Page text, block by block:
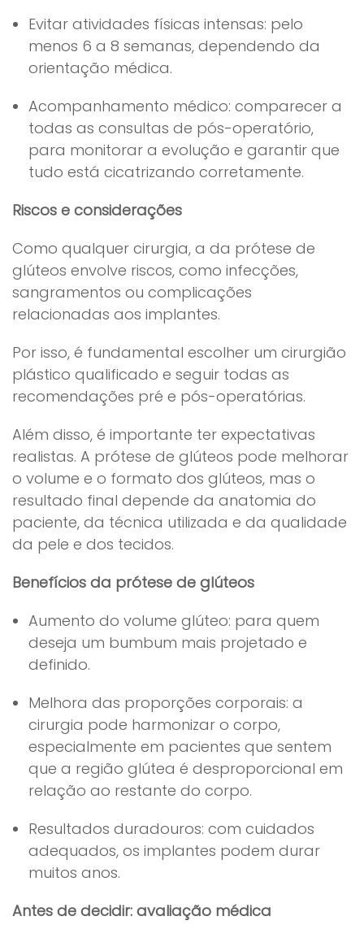
Evitar atividades físicas intensas: pelo
menos 6 a 8 semanas, dependendo da
orientação médica.
Acompanhamento médico: comparecer a
todas as consultas de pós-operatório,
para monitorar a evolução e garantir que
tudo está cicatrizando corretamente.
Riscos e considerações
Como qualquer cirurgia, a da prótese de
glúteos envolve riscos, como infecções,
sangramentos ou complicações
relacionadas aos implantes.
Por isso, é fundamental escolher um cirurgião
plástico qualificado e seguir todas as
recomendações pré e pós-operatórias.
Além disso, é importante ter expectativas
realistas. A prótese de glúteos pode melhorar
o volume e o formato dos glúteos, mas o
resultado final depende da anatomia do
paciente, da técnica utilizada e da qualidade
da pele e dos tecidos.
Benefícios da prótese de glúteos
Aumento do volume glúteo: para quem
deseja um bumbum mais projetado e
definido.
Melhora das proporções corporais: a
cirurgia pode harmonizar o corpo,
especialmente em pacientes que sentem
que a região glútea é desproporcional em
relação ao restante do corpo.
Resultados duradouros: com cuidados
adequados, os implantes podem durar
muitos anos.
Antes de decidir: avaliação médica